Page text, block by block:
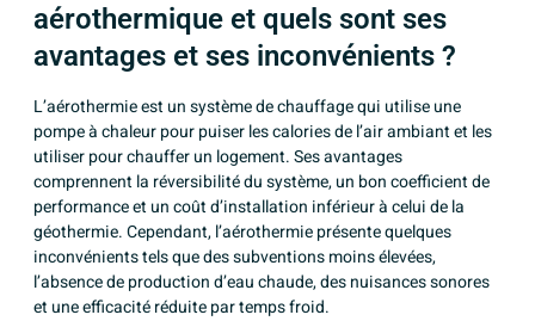
aérothermique et quels sont ses
avantages et ses inconvénients ?
L’aérothermie est un système de chauffage qui utilise une
pompe à chaleur pour puiser les calories de l’air ambiant et les
utiliser pour chauffer un logement. Ses avantages
comprennent la réversibilité du système, un bon coefficient de
performance et un coût d’installation inférieur à celui de la
géothermie. Cependant, l’aérothermie présente quelques
inconvénients tels que des subventions moins élevées,
l’absence de production d’eau chaude, des nuisances sonores
et une efficacité réduite par temps froid.